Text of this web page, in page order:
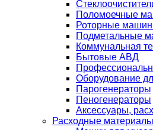
Поломоечные
Роторные
Подметальные
Коммунальная
Бытовые АВД
Оборудование
Парогенераторы
Пеногенераторы
Аксессуары,
Расходные материалы